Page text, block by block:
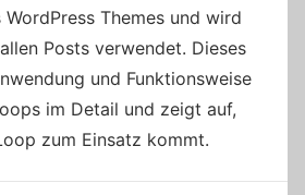
Themes und wird
Posts verwendet. Dieses
und Funktionsweise
im Detail und zeigt auf,
zum Einsatz kommt.